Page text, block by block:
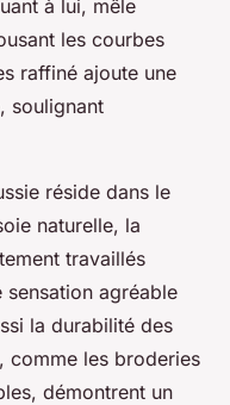
à lui, mêle
les courbes
raffiné ajoute une
soulignant
réside dans le
naturelle, la
travaillés
sensation agréable
la durabilité des
comme les broderies
démontrent un